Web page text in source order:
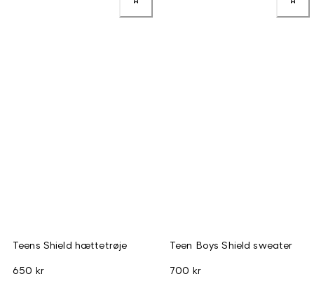
Teens Shield hættetrøje
650 kr
Teen Boys Shield sweater
700 kr